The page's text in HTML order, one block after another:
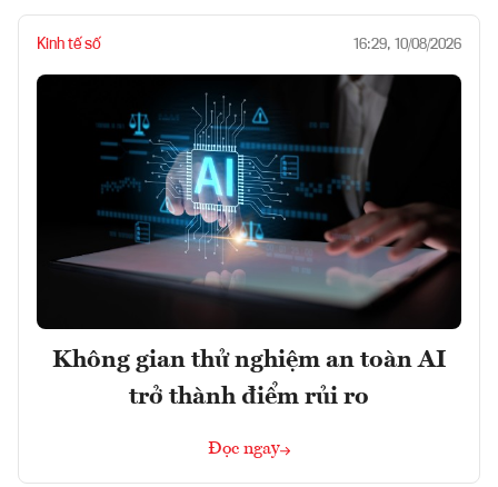
Kinh tế số 16:29, 10/08/2026
Không gian thử nghiệm an toàn AI
trở thành điểm rủi ro
Đọc ngay